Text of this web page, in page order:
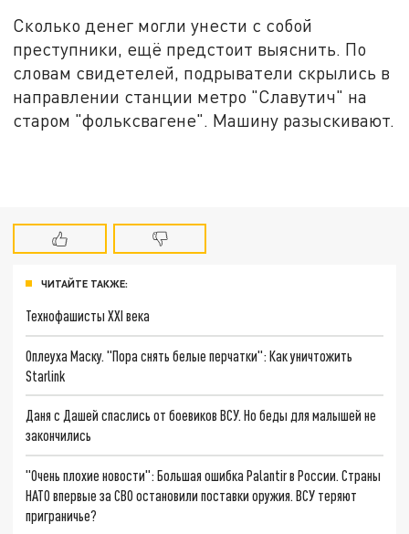
Сколько денег могли унести с собой
преступники, ещё предстоит выяснить. По
словам свидетелей, подрыватели скрылись в
направлении станции метро "Славутич" на
старом "фольксвагене". Машину разыскивают.
ЧИТАЙТЕ ТАКЖЕ:
Технофашисты XXI века
Оплеуха Маску. "Пора снять белые перчатки": Как уничтожить
Starlink
Даня с Дашей спаслись от боевиков ВСУ. Но беды для малышей не
закончились
"Очень плохие новости": Большая ошибка Palantir в России. Страны
НАТО впервые за СВО остановили поставки оружия. ВСУ теряют
приграничье?